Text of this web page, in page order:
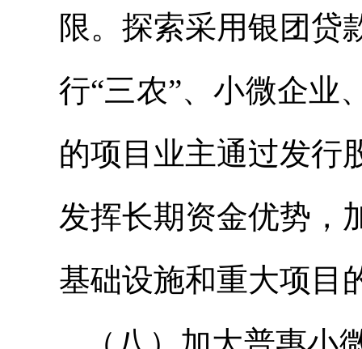
限。探索采用银团贷
行“三农”、小微企业
的项目业主通过发行
发挥长期资金优势，
基础设施和重大项目